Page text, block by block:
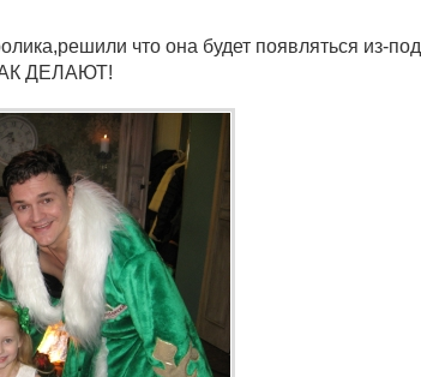
что она будет появляться из-под
ДЕЛАЮТ!